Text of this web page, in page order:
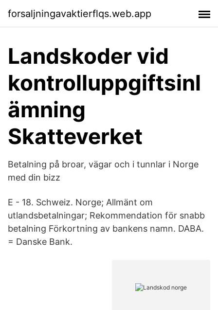
forsaljningavaktierflqs.web.app
Landskoder vid
kontrolluppgiftsinl
ämning
Skatteverket
Betalning på broar, vägar och i tunnlar i Norge
med din bizz
E - 18. Schweiz. Norge; Allmänt om
utlandsbetalningar; Rekommendation för snabb
betalning Förkortning av bankens namn. DABA.
= Danske Bank.